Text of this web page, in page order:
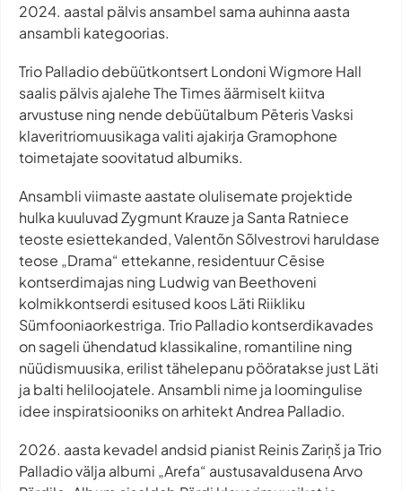
2024. aastal pälvis ansambel sama auhinna aasta
ansambli kategoorias.
Trio Palladio debüütkontsert Londoni Wigmore Hall
saalis pälvis ajaleheThe Timesäärmiselt kiitva
arvustuse ning nende debüütalbum Pēteris Vasksi
klaveritriomuusikaga valiti ajakirja Gramophone
toimetajate soovitatud albumiks.
Ansambli viimaste aastate olulisemate projektide
hulka kuuluvad Zygmunt Krauze ja Santa Ratniece
teoste esiettekanded, Valentõn Sõlvestrovi haruldase
teose „Drama“ ettekanne, residentuur Cēsise
kontserdimajas ning Ludwig van Beethoveni
kolmikkontserdi esitused koos Läti Riikliku
Sümfooniaorkestriga. Trio Palladio kontserdikavades
on sageli ühendatud klassikaline, romantiline ning
nüüdismuusika, erilist tähelepanu pööratakse just Läti
ja balti heliloojatele. Ansambli nime ja loomingulise
idee inspiratsiooniks on arhitekt Andrea Palladio.
2026. aasta kevadel andsid pianist Reinis Zariņš ja Trio
Palladio välja albumi „Arefa“ austusavaldusena Arvo